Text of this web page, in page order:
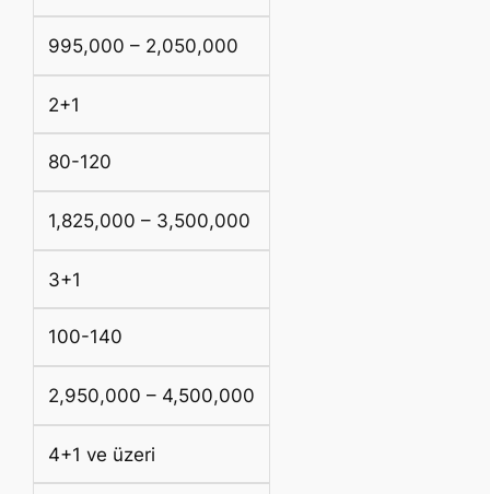
995,000 – 2,050,000
2+1
80-120
1,825,000 – 3,500,000
3+1
100-140
2,950,000 – 4,500,000
4+1 ve üzeri